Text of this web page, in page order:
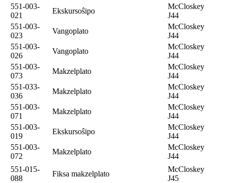
551-003-
021
Ekskursoŝipo
McCloskey
J44
551-003-
023
Vangoplato
McCloskey
J44
551-003-
026
Vangoplato
McCloskey
J44
551-003-
073
Makzelplato
McCloskey
J44
551-033-
036
Makzelplato
McCloskey
J44
551-003-
071
Makzelplato
McCloskey
J44
551-003-
019
Ekskursoŝipo
McCloskey
J44
551-003-
072
Makzelplato
McCloskey
J44
551-015-
088
Fiksa makzelplato
McCloskey
J45